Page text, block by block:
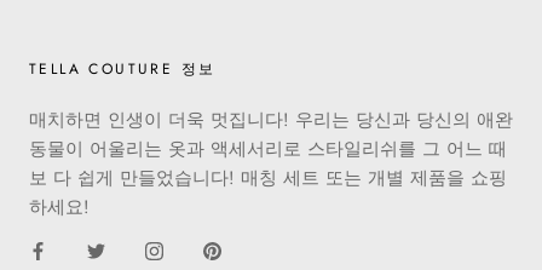
TELLA COUTURE 정보
매치하면 인생이 더욱 멋집니다! 우리는 당신과 당신의 애완
동물이 어울리는 옷과 액세서리로 스타일리쉬를 그 어느 때
보 다 쉽게 만들었습니다! 매칭 세트 또는 개별 제품을 쇼핑
하세요!